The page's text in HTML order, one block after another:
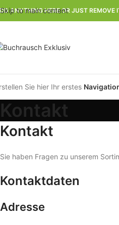
Skip to main content
ANYTHING HERE OR JUST REMOVE
Sie hier Ihr erstes
Kontakt
Kontakt
Sie haben Fragen zu unserem
Kontaktdaten
Adresse